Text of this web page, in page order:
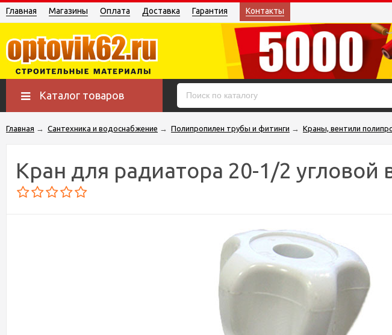
Главная Магазины Оплата Доставка Гарантия Контакты
Каталог товаров
Главная → Сантехника и водоснабжение → Полипропилен трубы и фитинги → Краны, вентили
Кран для радиатора 20-1/2